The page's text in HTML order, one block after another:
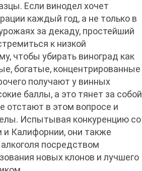
Если винодел хочет
каждый год, а не только в
за декаду, простейший
к низкой
чтобы убирать виноград как
богатые, концентрированные
получают у винных
баллы, а это тянет за собой
отстают в этом вопросе и
Испытывая конкуренцию со
Калифорнии, они также
посредством
новых клонов и лучшего